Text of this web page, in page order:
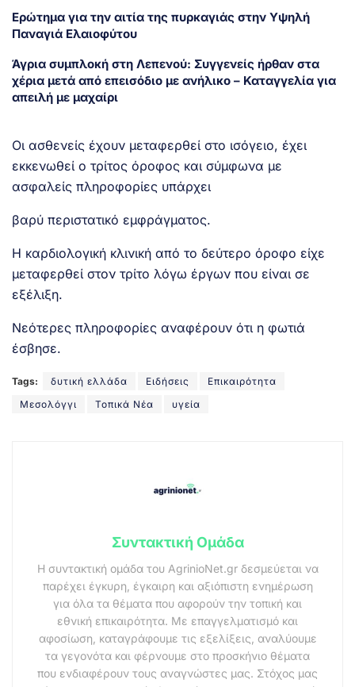
Ερώτημα για την αιτία της πυρκαγιάς στην Υψηλή
Παναγιά Ελαιοφύτου
Άγρια συμπλοκή στη Λεπενού: Συγγενείς ήρθαν στα
χέρια μετά από επεισόδιο με ανήλικο – Καταγγελία για
απειλή με μαχαίρι
Οι ασθενείς έχουν μεταφερθεί στο ισόγειο, έχει
εκκενωθεί ο τρίτος όροφος και σύμφωνα με
ασφαλείς πληροφορίες υπάρχει
βαρύ περιστατικό εμφράγματος.
Η καρδιολογική κλινική από το δεύτερο όροφο είχε
μεταφερθεί στον τρίτο λόγω έργων που είναι σε
εξέλιξη.
Νεότερες πληροφορίες αναφέρουν ότι η φωτιά
έσβησε.
Tags: δυτική ελλάδα Ειδήσεις
Επικαιρότητα
Μεσολόγγι
Τοπικά Νέα υγεία
Συντακτική Ομάδα
Η συντακτική ομάδα του AgrinioNet.gr δεσμεύεται να
παρέχει έγκυρη, έγκαιρη και αξιόπιστη ενημέρωση
για όλα τα θέματα που αφορούν την τοπική και
εθνική επικαιρότητα. Με επαγγελματισμό και
αφοσίωση, καταγράφουμε τις εξελίξεις, αναλύουμε
τα γεγονότα και φέρνουμε στο προσκήνιο θέματα
που ενδιαφέρουν τους αναγνώστες μας. Στόχος μας